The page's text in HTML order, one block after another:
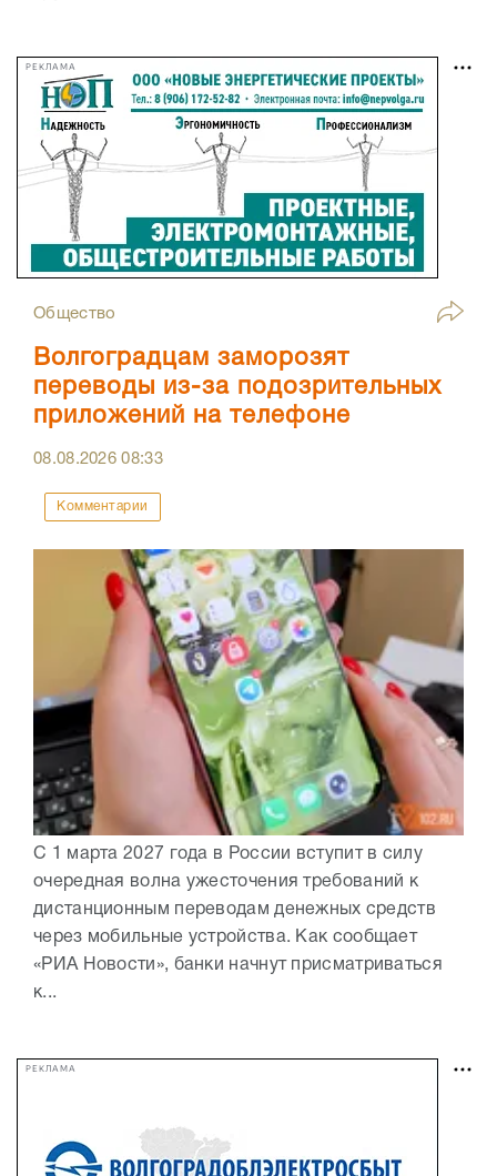
РЕКЛАМА
Общество
Волгоградцам заморозят
переводы из-за подозрительных
приложений на телефоне
08.08.202608:33
Комментарии
С 1 марта 2027 года в России вступит в силу
очередная волна ужесточения требований к
дистанционным переводам денежных средств
через мобильные устройства. Как сообщает
«РИА Новости», банки начнут присматриваться
к...
РЕКЛАМА